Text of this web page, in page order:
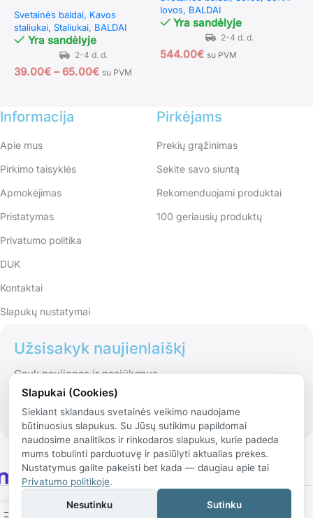
Svetainės baldai Kavos
staliukai Staliukai BALDAI
Yra sandėlyje
39.00€ – 65.00€ su PVM
lovos BALDAI
Yra sandėlyje
544.00€ su PVM
Informacija
Apie mus
Pirkimo taisyklės
Apmokėjimas
Pristatymas
Privatumo politika
DUK
Kontaktai
Slapukų nustatymai
Pirkėjams
Prekių grąžinimas
Sekite savo siuntą
Rekomenduojami produktai
100 geriausių produktų
Užsisakyk naujienlaiškį
Gauk naujienas ir pasiūlymus
© 2026 Rinko.lt
Slapukai (Cookies)
Siekiant sklandaus svetainės veikimo naudojame
būtinuosius slapukus. Su Jūsų sutikimu papildomai
naudosime analitikos ir rinkodaros slapukus, kurie padeda
mums tobulinti parduotuvę ir pasiūlyti aktualias prekes.
Nustatymus galite pakeisti bet kada — daugiau apie tai
Privatumo politikoje.
Nesutinku Sutinku